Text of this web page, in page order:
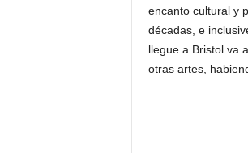
encanto cultural y
décadas, e
llegue a Bristol va
otras artes,